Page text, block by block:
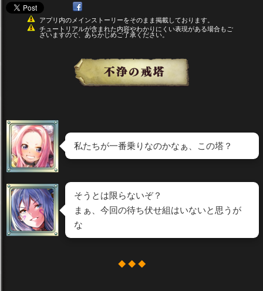
アプリ内のメインストーリーをそのまま掲載しております。
チュートリアルが含まれた内容やわかりにくい表現がある場合もご
ざいますので、あらかじめご了承ください。
私たちが一番乗りなのかなぁ、この塔？
そうとは限らないぞ？
まぁ、今回の待ち伏せ組はいないと思うが
な
◆ ◆ ◆